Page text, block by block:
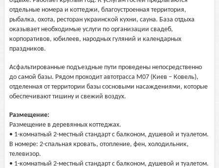
отдельные номера и коттеджи, благоустроенная территория,
рыбалка, охота, ресторан украинской кухни, сауна. База отдыха
оказывает необходимые услуги по организации свадеб,
корпоративов, юбилеев, народных гуляний и календарных
праздников.
Асфальтированные подъездные пути проведены непосредственно
до самой базы. Рядом проходит автотрасса М07 (Киев – Ковель),
отделенная от территории базы сосновыми насаждениями, которые
обеспечивают тишину и свежий воздух.
Размещение:
Размещение в деревянных коттеджах.
• 1-комнатный 2-местный стандарт с балконом, душевой и туалетом.
В номере: 2-спальная кровать, отопление, фен, холодильник,
телевизор.
• 1-комнатный 2-местный стандарт с балконом, душевой и туалетом.